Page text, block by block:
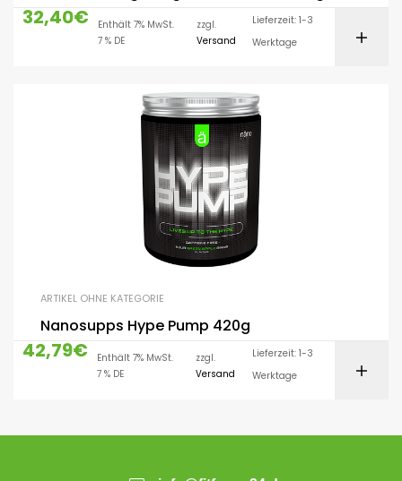
32,40€
Enthält 7% MwSt.
7 % DE
zzgl.
Versand
Lieferzeit: 1-3
Werktage
ARTIKEL OHNE KATEGORIE
Nanosupps Hype Pump 420g
42,79€
Enthält 7% MwSt.
7 % DE
zzgl.
Versand
Lieferzeit: 1-3
Werktage